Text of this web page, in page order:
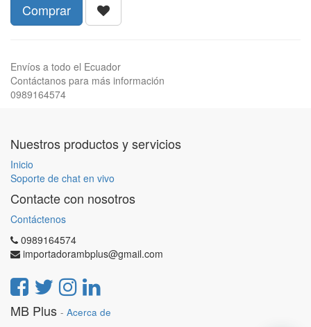
Comprar
Envíos a todo el Ecuador
Contáctanos para más información
0989164574
Nuestros productos y servicios
Inicio
Soporte de chat en vivo
Contacte con nosotros
Contáctenos
0989164574
importadorambplus@gmail.com
MB Plus - Acerca de